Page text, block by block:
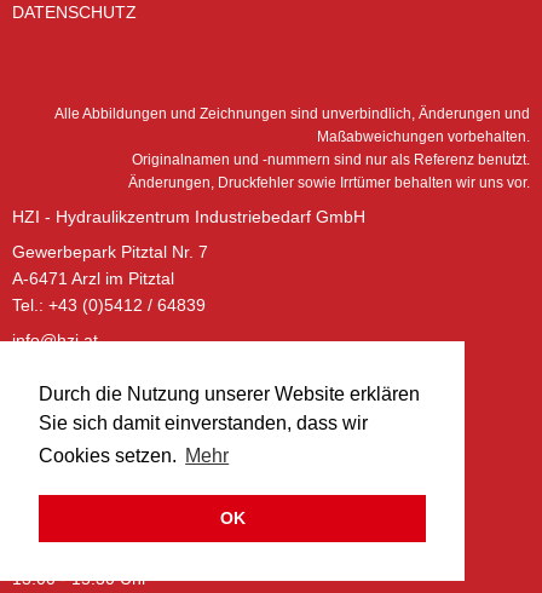
Durch die Nutzung unserer Website erklären
Sie sich damit einverstanden, dass wir
Cookies setzen. Mehr
OK
DATENSCHUTZ
Alle Abbildungen und Zeichnungen sind unverbindlich, Änderungen und
Maßabweichungen vorbehalten.
Originalnamen und -nummern sind nur als Referenz benutzt.
Änderungen, Druckfehler sowie Irrtümer behalten wir uns vor.
HZI - Hydraulikzentrum Industriebedarf GmbH
Gewerbepark Pitztal Nr. 7
A-6471 Arzl im Pitztal
Tel.: +43 (0)5412 / 64839
info@hzi.at
ÖFFNUNGSZEITEN – BÜRO:
Montag - Donnerstag:
08:00 - 12:00 Uhr
13:00 - 15:30 Uhr